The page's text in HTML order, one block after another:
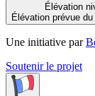
Élévation
Élévation prévue
Une initiative par
Soutenir le projet